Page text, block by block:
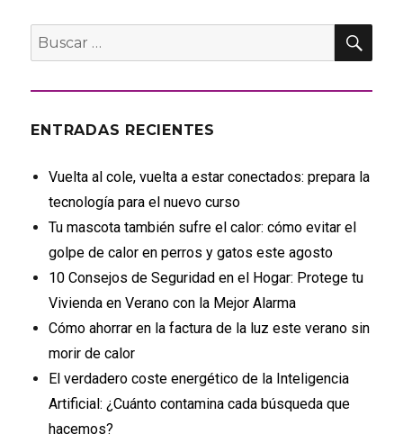
Buscar
por:
ENTRADAS RECIENTES
Vuelta al cole, vuelta a estar conectados: prepara la
tecnología para el nuevo curso
Tu mascota también sufre el calor: cómo evitar el
golpe de calor en perros y gatos este agosto
10 Consejos de Seguridad en el Hogar: Protege tu
Vivienda en Verano con la Mejor Alarma
Cómo ahorrar en la factura de la luz este verano sin
morir de calor
El verdadero coste energético de la Inteligencia
Artificial: ¿Cuánto contamina cada búsqueda que
hacemos?